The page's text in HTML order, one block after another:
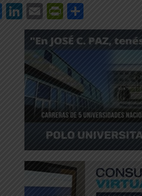
Bluesky
LinkedIn
Email